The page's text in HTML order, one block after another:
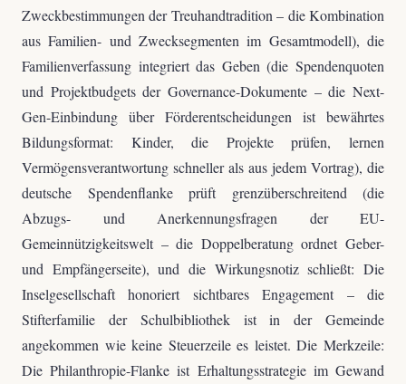
Zweckbestimmungen der Treuhandtradition – die Kombination
aus Familien- und Zwecksegmenten im Gesamtmodell), die
Familienverfassung integriert das Geben (die Spendenquoten
und Projektbudgets der Governance-Dokumente – die Next-
Gen-Einbindung über Förderentscheidungen ist bewährtes
Bildungsformat: Kinder, die Projekte prüfen, lernen
Vermögensverantwortung schneller als aus jedem Vortrag), die
deutsche Spendenflanke prüft grenzüberschreitend (die
Abzugs- und Anerkennungsfragen der EU-
Gemeinnützigkeitswelt – die Doppelberatung ordnet Geber-
und Empfängerseite), und die Wirkungsnotiz schließt: Die
Inselgesellschaft honoriert sichtbares Engagement – die
Stifterfamilie der Schulbibliothek ist in der Gemeinde
angekommen wie keine Steuerzeile es leistet. Die Merkzeile:
Die Philanthropie-Flanke ist Erhaltungsstrategie im Gewand